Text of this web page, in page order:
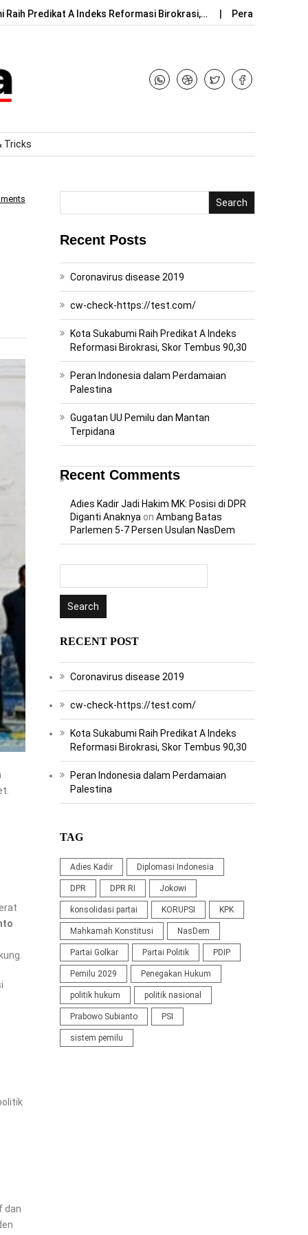
Raih Predikat A Indeks Reformasi Birokrasi,… Peran
Tricks
dan
Search
Recent Posts
Coronavirus disease 2019
cw-check-https://test.com/
Kota Sukabumi Raih Predikat A Indeks
Reformasi Birokrasi, Skor Tembus 90,30
Peran Indonesia dalam Perdamaian
Palestina
Gugatan UU Pemilu dan Mantan
Terpidana
Recent Comments
Adies Kadir Jadi Hakim MK: Posisi di DPR
Diganti Anaknya on Ambang Batas
Parlemen 5-7 Persen Usulan NasDem
RECENT POST
Coronavirus disease 2019
cw-check-https://test.com/
Kota Sukabumi Raih Predikat A Indeks
Reformasi Birokrasi, Skor Tembus 90,30
Peran Indonesia dalam Perdamaian
Palestina
TAG
Adies Kadir Diplomasi Indonesia
DPR DPR RI Jokowi
konsolidasi partai KORUPSI KPK
Mahkamah Konstitusi NasDem
Partai Golkar Partai Politik PDIP
Pemilu 2029 Penegakan Hukum
politik hukum politik nasional
Prabowo Subianto PSI
sistem pemilu